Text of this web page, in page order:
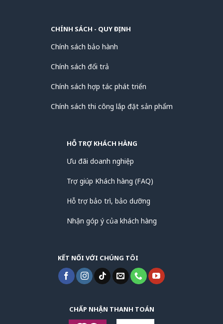
homthukyphatloc@gmail.com
Website:www.kpl.vn
Thời gian làm việc: Thứ Hai – Thứ Bảy,
CHÍNH SÁCH - QUY ĐỊNH
Chính sách bảo hành
Chính sách đổi trả
Chính sách hợp tác phát triển
Chính sách thi công lắp đặt sản phẩm
HỖ TRỢ KHÁCH HÀNG
Ưu đãi doanh nghiệp
Trợ giúp Khách hàng (FAQ)
Hỗ trợ bảo trì, bảo dưỡng
Nhận góp ý của khách hàng
KẾT NỐI VỚI CHÚNG TÔI
CHẤP NHẬN THANH TOÁN